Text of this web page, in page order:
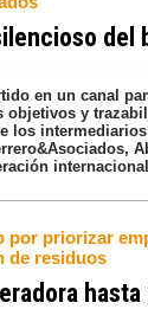
del
en un canal
objetivos y
los
por priorizar
de residuos
hasta